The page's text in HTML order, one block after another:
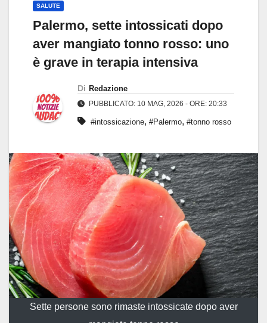
SALUTE
Palermo, sette intossicati dopo
aver mangiato tonno rosso: uno
è grave in terapia intensiva
Di Redazione
PUBBLICATO: 10 MAG, 2026 - ORE: 20:33
#intossicazione, #Palermo, #tonno rosso
Sette persone sono rimaste intossicate dopo aver